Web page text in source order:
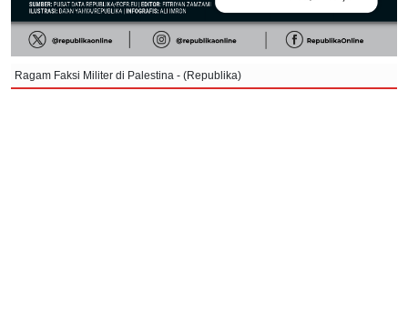
Ragam Faksi Militer di Palestina - (Republika)